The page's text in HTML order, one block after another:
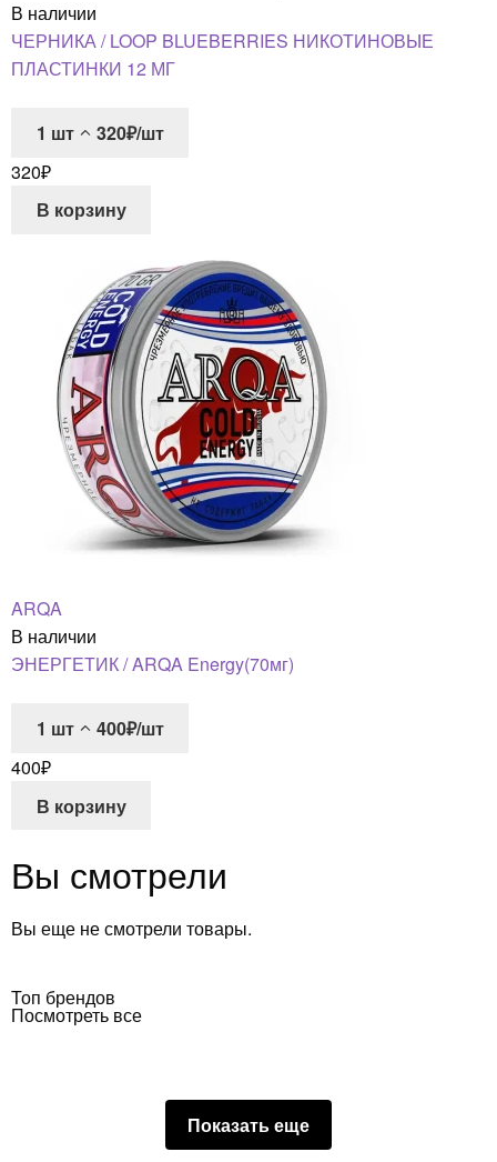
В наличии
ЧЕРНИКА / LOOP BLUEBERRIES НИКОТИНОВЫЕ
ПЛАСТИНКИ 12 МГ
1 шт
320₽/шт
320₽
В корзину
ARQA
В наличии
ЭНЕРГЕТИК / ARQA Energy(70мг)
1 шт
400₽/шт
400₽
В корзину
Вы смотрели
Вы еще не смотрели товары.
Топ брендов
Посмотреть все
Показать еще